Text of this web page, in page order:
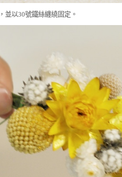
並以30號鐵絲纏繞固定。